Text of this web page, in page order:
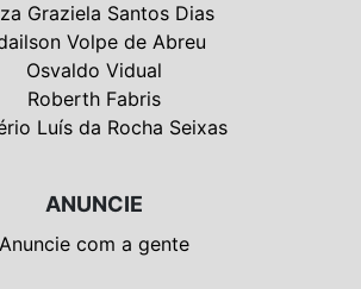
Graziela Santos Dias
Volpe de Abreu
Osvaldo Vidual
Roberth Fabris
Luís da Rocha Seixas
ANUNCIE
Anuncie com a gente